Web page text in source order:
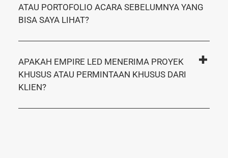
ATAU PORTOFOLIO ACARA SEBELUMNYA YANG
BISA SAYA LIHAT?
APAKAH EMPIRE LED MENERIMA PROYEK
KHUSUS ATAU PERMINTAAN KHUSUS DARI
KLIEN?